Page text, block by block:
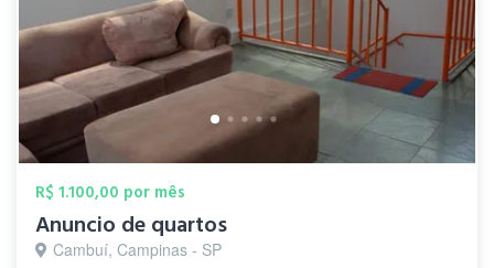
R$ 1.100,00 por mês
Anuncio de quartos
Cambuí, Campinas - SP